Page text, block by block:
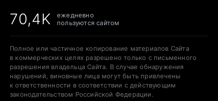
70,4K
ежедневно
пользуются сайтом
Полное или частичное копирование материалов Сайта
в коммерческих целях разрешено только с письменного
разрешения владельца Сайта. В случае обнаружения
нарушений, виновные лица могут быть привлечены
к ответственности в соответствии с действующим
законодательством Российской Федерации.